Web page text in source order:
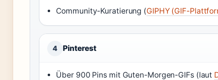
Community-Kuratierung (GIPHY (GIF-
4 Pinterest
Über 900 Pins mit Guten-Morgen-GIFs (laut